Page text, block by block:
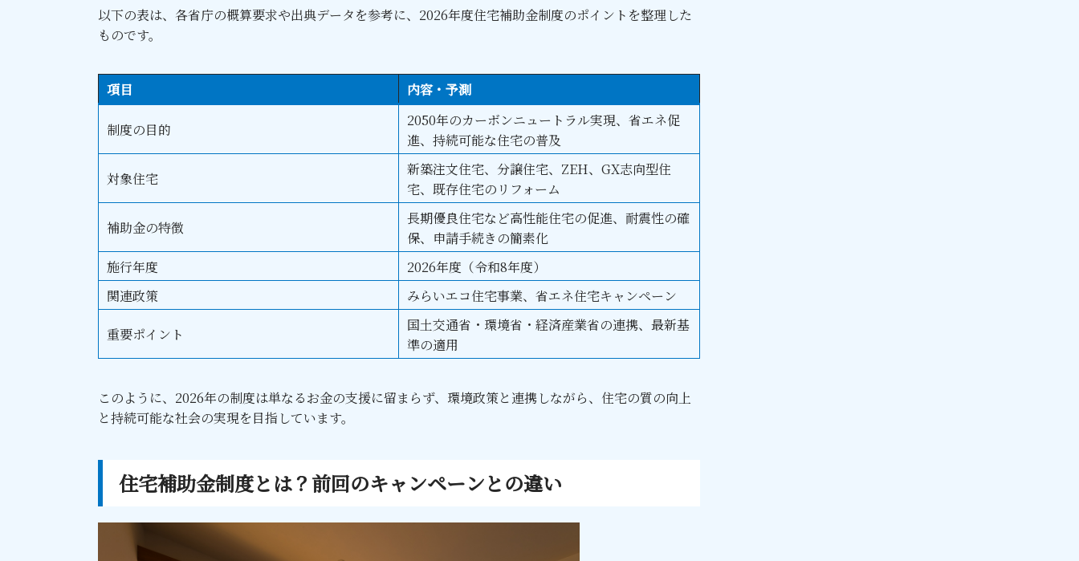
以下の表は、各省庁の概算要求や出典データを参考に、2026年度住宅補助金制度のポイントを整理した
ものです。
項目 内容・予測
制度の目的
2050年のカーボンニュートラル実現、省エネ促
進、持続可能な住宅の普及
対象住宅
新築注文住宅、分譲住宅、ZEH、GX志向型住
宅、既存住宅のリフォーム
補助金の特徴
長期優良住宅など高性能住宅の促進、耐震性の確
保、申請手続きの簡素化
施行年度
2026年度（令和8年度）
関連政策
みらいエコ住宅事業、省エネ住宅キャンペーン
重要ポイント
国土交通省・環境省・経済産業省の連携、最新基
準の適用
このように、2026年の制度は単なるお金の支援に留まらず、環境政策と連携しながら、住宅の質の向上
と持続可能な社会の実現を目指しています。
住宅補助金制度とは？前回のキャンペーンとの違い